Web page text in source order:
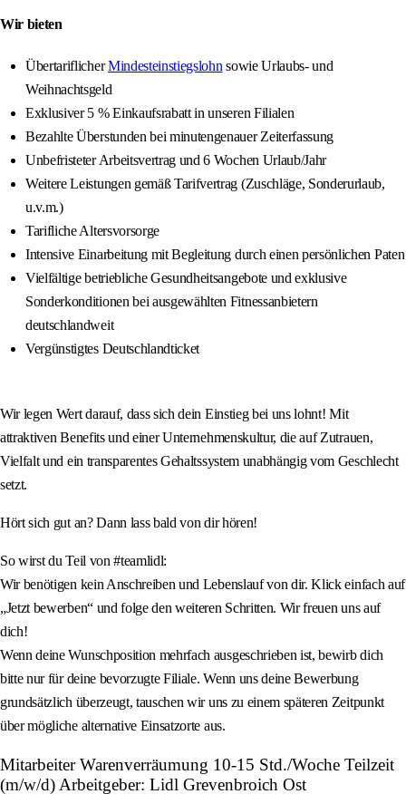
Wir bieten
ÜbertariflicherMindesteinstiegslohn sowie Urlaubs- und
Weihnachtsgeld
Exklusiver 5 % Einkaufsrabatt in unseren Filialen
Bezahlte Überstunden bei minutengenauer Zeiterfassung
Unbefristeter Arbeitsvertrag und 6 Wochen Urlaub/Jahr
Weitere Leistungen gemäß Tarifvertrag (Zuschläge, Sonderurlaub,
u.v.m.)
Tarifliche Altersvorsorge
Intensive Einarbeitung mit Begleitung durch einen persönlichen Paten
Vielfältige betriebliche Gesundheitsangebote und exklusive
Sonderkonditionen bei ausgewählten Fitnessanbietern
deutschlandweit
Vergünstigtes Deutschlandticket
Wir legen Wert darauf, dass sich dein Einstieg bei uns lohnt! Mit
attraktiven Benefits und einer Unternehmenskultur, die auf Zutrauen,
Vielfalt und ein transparentes Gehaltssystem unabhängig vom Geschlecht
setzt.
Hört sich gut an? Dann lass bald von dir hören!
So wirst du Teil von #teamlidl:
Wir benötigen kein Anschreiben und Lebenslauf von dir. Klick einfach auf
„Jetzt bewerben“ und folge den weiteren Schritten. Wir freuen uns auf
dich!
Wenn deine Wunschposition mehrfach ausgeschrieben ist, bewirb dich
bitte nur für deine bevorzugte Filiale. Wenn uns deine Bewerbung
grundsätzlich überzeugt, tauschen wir uns zu einem späteren Zeitpunkt
über mögliche alternative Einsatzorte aus.
Mitarbeiter Warenverräumung 10-15 Std./Woche Teilzeit
(m/w/d) Arbeitgeber: Lidl Grevenbroich Ost